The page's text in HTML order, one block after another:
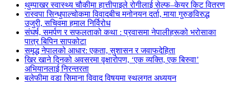
थुम्पाखर स्वास्थ्य चौकीमा हात्तीपाइले रोगीलाई सेल्फ–केयर किट वितरण
रास्वपा सिन्धुपाल्चोकमा विवादबीच मनोनयन दर्ता, माया गुरुङविरुद्ध
उजुरी, सचिवमा हमाल निर्विरोध
संघर्ष, समर्पण र सफलताको कथा : प्रवासमा नेपालीहरूको भरोसाका
पात्र बिपिन सापकोटा
समृद्ध नेपालको आधार: एकता, सुशासन र जवाफदेहिता
खिर खाने दिनको अवसरमा वृक्षारोपण, ‘एक व्यक्ति, एक बिरुवा’
अभियानलाई निरन्तरता
बलेफीमा वडा सिमाना विवाद विषयमा स्थलगत अध्ययन